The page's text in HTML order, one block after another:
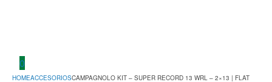
0
HOMEACCESORIOSCAMPAGNOLO KIT – SUPER RECORD 13 WRL – 2×13 | FLAT